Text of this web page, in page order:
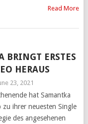
Read More
BRINGT ERSTES
HERAUS
23, 2021
hat Samantka
zu ihrer neuesten Single
des angesehenen